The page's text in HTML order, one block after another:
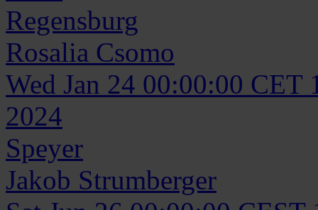
Regensburg
Rosalia Csomo
Wed Jan 24 00:00:00 CET
2024
Speyer
Jakob Strumberger